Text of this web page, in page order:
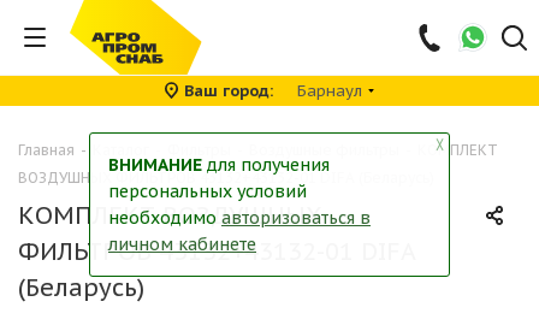
Ваш город Барнаул
Главная -
КОМПЛЕКТ
ВОЗДУШНЫХ ФИЛЬТРОВ 43132+43132-01 DIFA (Беларусь)
КОМПЛЕКТ ВОЗДУШНЫХ
ФИЛЬТРОВ 43132+43132-01 DIFA
(Беларусь)
╳
ВНИМАНИЕ для получения
персональных условий
необходимо авторизоваться в
личном кабинете